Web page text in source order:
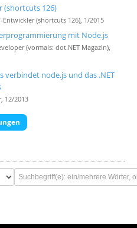
(shortcuts 126)
(shortcuts 126), 1/2015
mit Node.js
(vormals: dot.NET Magazin),
verbindet node.js und das .NET
12/2013